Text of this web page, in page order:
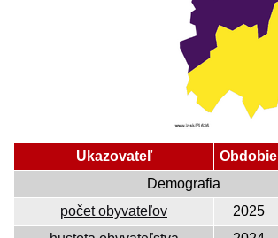
Ukazovateľ Obdobie
Demografia
počet obyvateľov
2025